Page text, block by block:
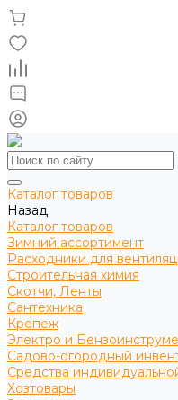
Каталог товаров
Назад
Каталог товаров
Зимний ассортимент
Расходники для
Строительная химия
Скотчи, Ленты
Сантехника
Крепеж
Электро и
Садово-огородный
Средства
Хозтовары